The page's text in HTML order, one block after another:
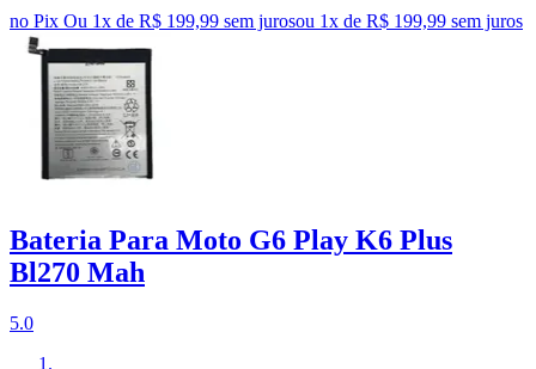
no Pix Ou 1x de R$ 199,99 sem jurosou 1x de R$ 199,99 sem juros
Bateria Para Moto G6 Play K6 Plus
Bl270 Mah
5.0